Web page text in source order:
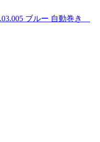
ブルー 自動巻き